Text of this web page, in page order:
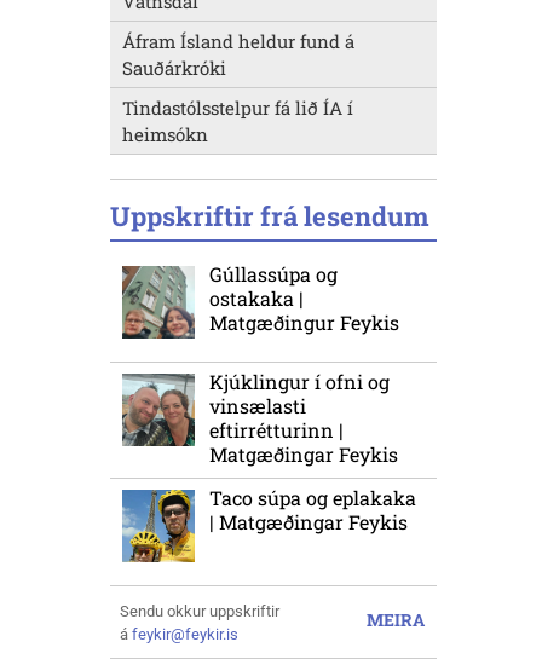
Áfram Ísland heldur fund á
Sauðárkróki
Tindastólsstelpur fá lið ÍA í
heimsókn
Uppskriftir frá lesendum
Gúllassúpa og
ostakaka |
Matgæðingur Feykis
Kjúklingur í ofni og
vinsælasti
eftirrétturinn |
Matgæðingar Feykis
Taco súpa og eplakaka
| Matgæðingar Feykis
MEIRA
Sendu okkur uppskriftir
á feykir@feykir.is